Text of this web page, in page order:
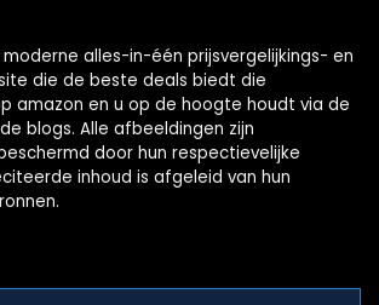
alles-in-één prijsvergelijkings- en
die de beste deals biedt die
amazon en u op de hoogte houdt via de
blogs. Alle afbeeldingen zijn
door hun respectievelijke
inhoud is afgeleid van hun